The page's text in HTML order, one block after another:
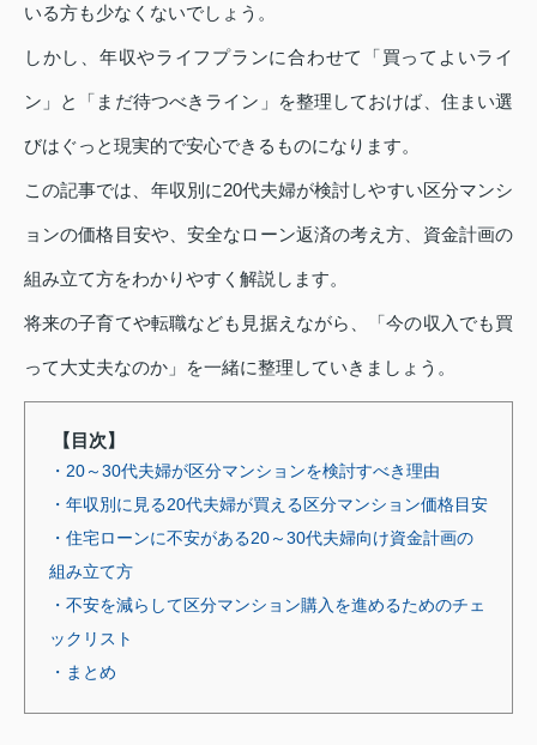
いる方も少なくないでしょう。
しかし、年収やライフプランに合わせて「買ってよいライ
ン」と「まだ待つべきライン」を整理しておけば、住まい選
びはぐっと現実的で安心できるものになります。
この記事では、年収別に20代夫婦が検討しやすい区分マンシ
ョンの価格目安や、安全なローン返済の考え方、資金計画の
組み立て方をわかりやすく解説します。
将来の子育てや転職なども見据えながら、「今の収入でも買
って大丈夫なのか」を一緒に整理していきましょう。
【目次】
・20～30代夫婦が区分マンションを検討すべき理由
・年収別に見る20代夫婦が買える区分マンション価格目安
・住宅ローンに不安がある20～30代夫婦向け資金計画の
組み立て方
・不安を減らして区分マンション購入を進めるためのチェ
ックリスト
・まとめ